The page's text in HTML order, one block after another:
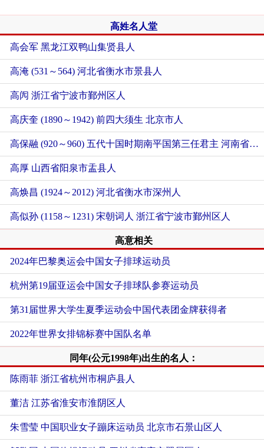
高姓名人堂
高会军 黑龙江双鸭山集贤县人
高淹 (531～564) 河北省衡水市景县人
高闶 浙江省宁波市鄞州区人
高庆奎 (1890～1942) 前四大须生 北京市人
高保融 (920～960) 五代十国时期南平国第三任君主 河南省三门峡市陕州区人
高厚 山西省阳泉市盂县人
高焕昌 (1924～2012) 河北省衡水市深州人
高似孙 (1158～1231) 宋朝词人 浙江省宁波市鄞州区人
高意相关
2024年巴黎奥运会中国女子排球运动员
杭州第19届亚运会中国女子排球队参赛运动员
第31届世界大学生夏季运动会中国代表团金牌获得者
2022年世界女排锦标赛中国队名单
同年(公元1998年)出生的名人：
陈雨菲 浙江省杭州市桐庐县人
董洁 江苏省淮安市淮阴区人
朱雪莹 中国职业女子蹦床运动员 北京市石景山区人